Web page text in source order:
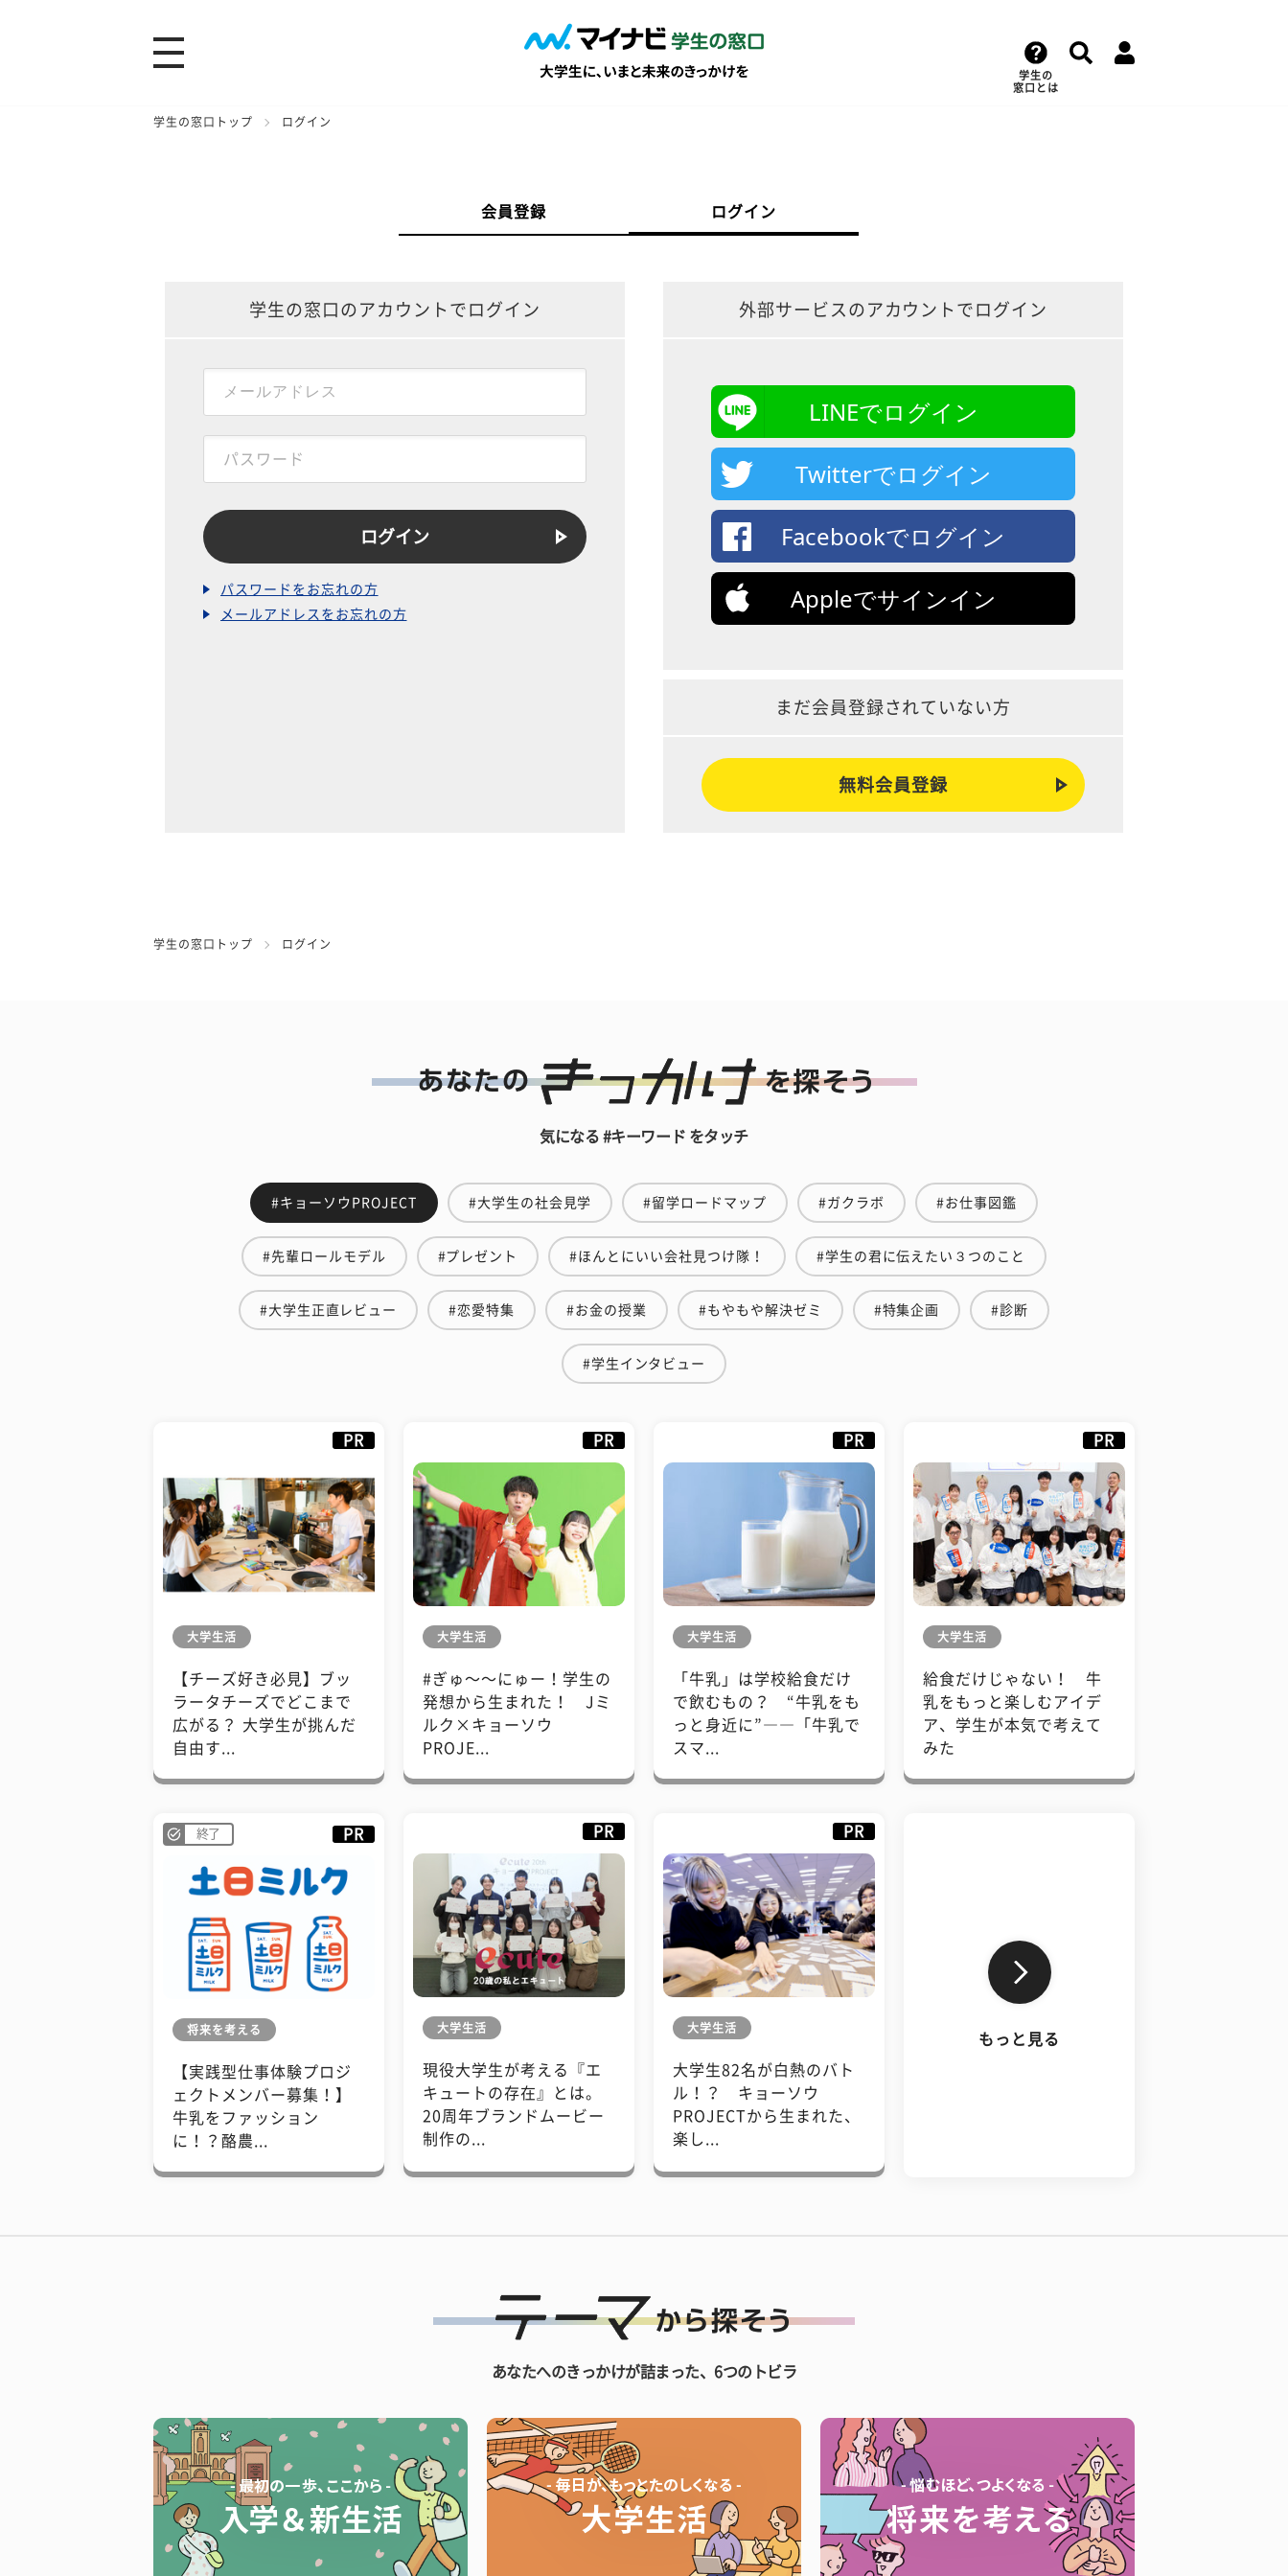
学生の
窓口とは
学生の窓口トップ ログイン
会員登録 ログイン
学生の窓口のアカウントでログイン
パスワードをお忘れの方
メールアドレスをお忘れの方
外部サービスのアカウントでログイン
LINEでログイン
Twitterでログイン
Facebookでログイン
Appleでサインイン
まだ会員登録されていない方
無料会員登録
学生の窓口トップ ログイン
気になる #キーワード をタッチ
#キョーソウPROJECT #大学生の社会見学 #留学ロードマップ #ガクラボ #お仕事図鑑
#先輩ロールモデル #プレゼント #ほんとにいい会社見つけ隊！ #学生の君に伝えたい３つのこと
#大学生正直レビュー #恋愛特集 #お金の授業 #もやもや解決ゼミ #特集企画 #診断
#学生インタビュー
PR
大学生活
【チーズ好き必見】ブッ
ラータチーズでどこまで
広がる？ 大学生が挑んだ
自由す...
PR
大学生活
#ぎゅ〜〜にゅー！学生の
発想から生まれた！ Jミ
ルク×キョーソウ
PROJE...
PR
大学生活
「牛乳」は学校給食だけ
で飲むもの？ “牛乳をも
っと身近に”――「牛乳で
スマ...
PR
大学生活
給食だけじゃない！ 牛
乳をもっと楽しむアイデ
ア、学生が本気で考えて
みた
終了 PR
将来を考える
【実践型仕事体験プロジ
ェクトメンバー募集！】
牛乳をファッション
に！？酪農...
PR
大学生活
現役大学生が考える『エ
キュートの存在』とは。
20周年ブランドムービー
制作の...
PR
大学生活
大学生82名が白熱のバト
ル！？ キョーソウ
PROJECTから生まれた、
楽し...
もっと見る
あなたへのきっかけが詰まった、6つのトビラ